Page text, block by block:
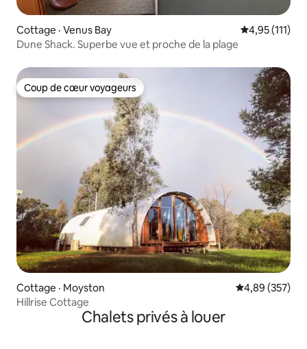
Cottage · Venus Bay Note
4,95 (111)
Dune Shack. Superbe vue et proche de la plage
Coup de cœur voyageurs
Coup de cœur voyageurs
Cottage · Moyston Note
4,89 (357)
Hillrise Cottage
Chalets privés à louer